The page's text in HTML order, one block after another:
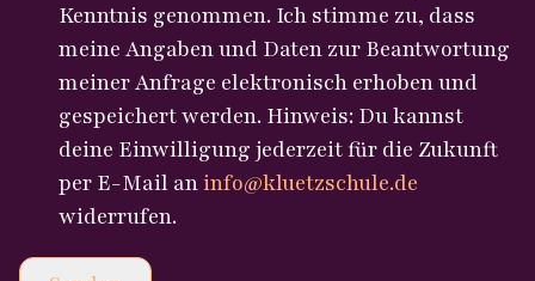
Kenntnis genommen. Ich stimme zu, dass
meine Angaben und Daten zur Beantwortung
meiner Anfrage elektronisch erhoben und
gespeichert werden. Hinweis: Du kannst
deine Einwilligung jederzeit für die Zukunft
per E-Mail aninfo@kluetzschule.de
widerrufen.